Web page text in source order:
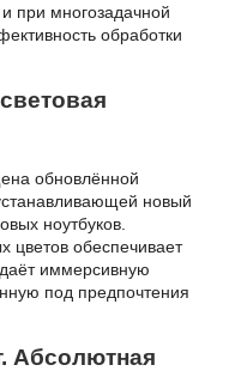
при многозадачной
обработки
обновлённой
новый
ноутбуков.
цветов обеспечивает
иммерсивную
под предпочтения
Абсолютная